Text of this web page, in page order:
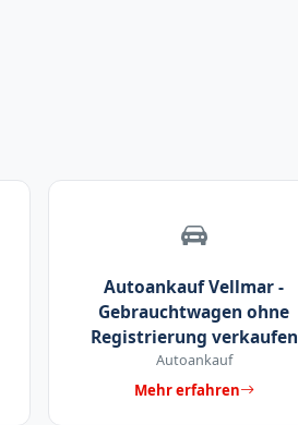
Autoankauf Vellmar -
Gebrauchtwagen ohne
Registrierung verkaufen
Autoankauf
Mehr erfahren